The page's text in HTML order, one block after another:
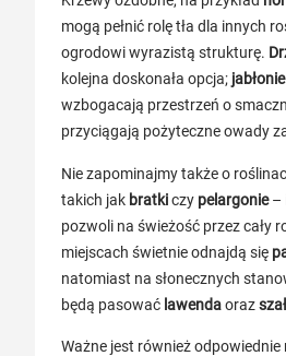
mogą pełnić rolę tła dla innych
ogrodowi wyrazistą strukturę.
kolejna doskonała opcja; jabłonie
wzbogacają przestrzeń o
przyciągają pożyteczne owady
Nie zapominajmy także o
takich jak bratkiczy pelargonie–
pozwoli na świeżość przez cały
miejscach świetnie odnajdą się
natomiast na słonecznych
będą pasować lawendaoraz
Ważne jest również odpowiednie